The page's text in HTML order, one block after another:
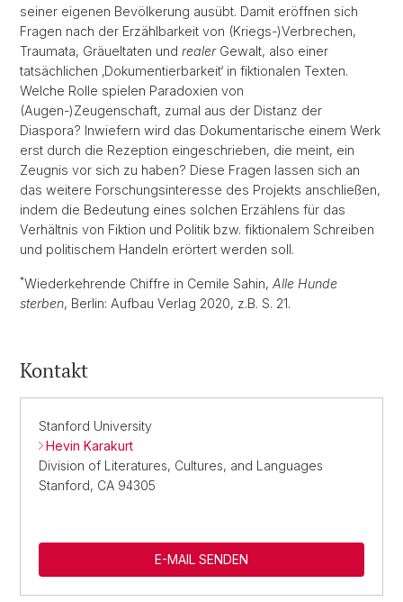
seiner eigenen Bevölkerung ausübt. Damit eröffnen sich
Fragen nach der Erzählbarkeit von (Kriegs-)Verbrechen,
Traumata, Gräueltaten und realer Gewalt, also einer
tatsächlichen ‚Dokumentierbarkeit‘ in fiktionalen Texten.
Welche Rolle spielen Paradoxien von
(Augen-)Zeugenschaft, zumal aus der Distanz der
Diaspora? Inwiefern wird das Dokumentarische einem Werk
erst durch die Rezeption eingeschrieben, die meint, ein
Zeugnis vor sich zu haben? Diese Fragen lassen sich an
das weitere Forschungsinteresse des Projekts anschließen,
indem die Bedeutung eines solchen Erzählens für das
Verhältnis von Fiktion und Politik bzw. fiktionalem Schreiben
und politischem Handeln erörtert werden soll.
*Wiederkehrende Chiffre in Cemile Sahin, Alle Hunde
sterben, Berlin: Aufbau Verlag 2020, z.B. S. 21.
Kontakt
Stanford University
Hevin Karakurt
Division of Literatures, Cultures, and Languages
Stanford, CA 94305
E-MAIL SENDEN